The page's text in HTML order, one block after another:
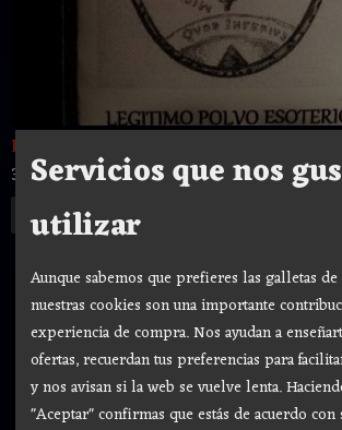
LEGITIMO POLVO ESOTERICO LLAMA...
3,00 €
Servicios que nos
utilizar
Aunque sabemos que prefieres las galletas
nuestras cookies son una importante
experiencia de compra. Nos ayudan a
ofertas, recuerdan tus preferencias para
y nos avisan si la web se vuelve lenta.
"Aceptar" confirmas que estás de acuerdo con